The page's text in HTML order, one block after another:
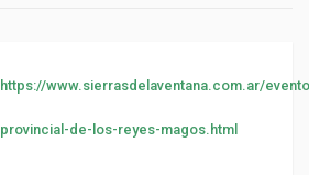
https://www.sierrasdelaventana.com.ar/
provincial-de-los-reyes-magos.html